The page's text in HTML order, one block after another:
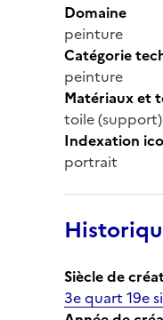
Domaine
peinture
Catégorie
peinture
Matériaux et
toile
Indexation
portrait
Siècle de
3e quart 19e